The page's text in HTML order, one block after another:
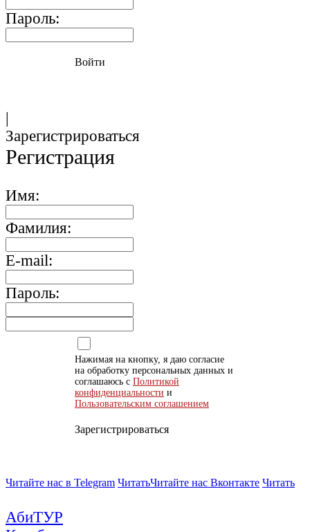
Пароль:
Войти
|
Зарегистрироваться
Регистрация
Имя:
Фамилия:
E-mail:
Пароль:
Нажимая на кнопку, я даю согласие
на обработку персональных данных и
соглашаюсь с Политикой
конфиденциальности и
Пользовательским соглашением
Зарегистрироваться
Читайте нас в Telegram ЧитатьЧитайте нас Вконтакте Читать
АбиТУР